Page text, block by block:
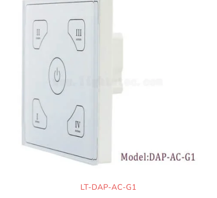
LT-DAP-AC-G1